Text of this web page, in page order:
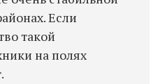
Если
такой
на полях